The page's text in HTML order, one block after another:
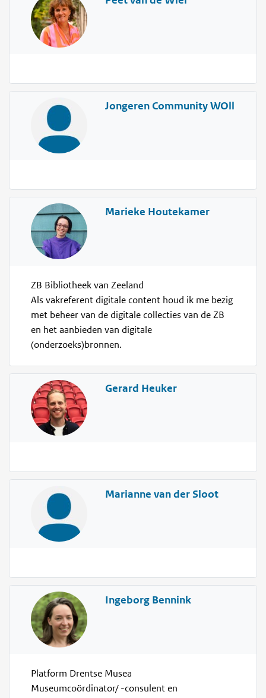
Jongeren Community WOll
Marieke Houtekamer
ZB Bibliotheek van Zeeland
Als vakreferent digitale content houd ik me bezig
met beheer van de digitale collecties van de ZB
en het aanbieden van digitale
(onderzoeks)bronnen.
Gerard Heuker
Marianne van der Sloot
Ingeborg Bennink
Platform Drentse Musea
Museumcoördinator/ -consulent en